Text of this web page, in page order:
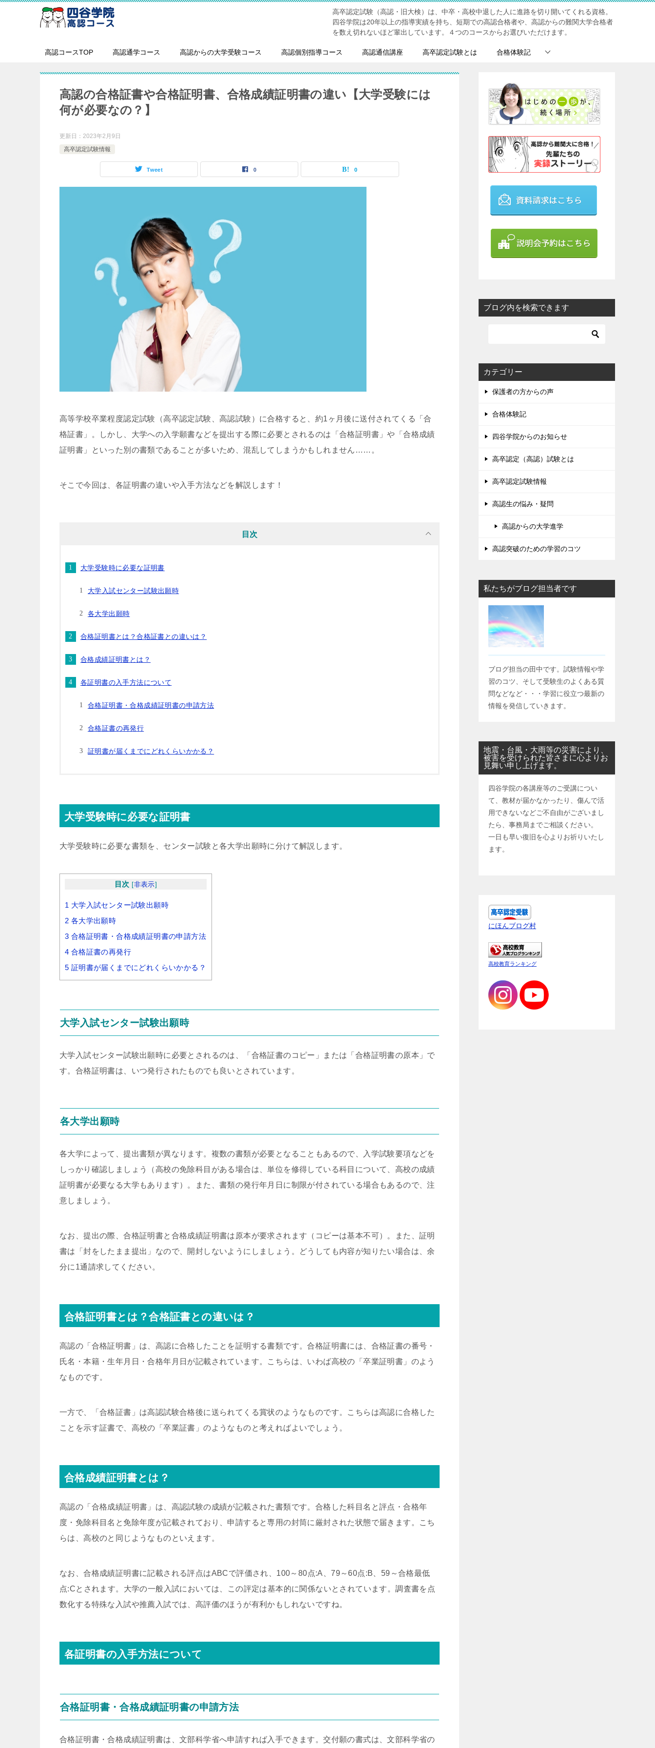
高卒認定試験（高認・旧大検）は、中卒・高校中退した人に進路を切り開いてくれる資格。
四谷学院は20年以上の指導実績を持ち、短期での高認合格者や、高認からの難関大学合格者
を数え切れないほど輩出しています。４つのコースからお選びいただけます。
高認コースTOP 高認通学コース 高認からの大学受験コース 高認個別指導コース 高認通信講座 高卒認定試験とは 合格体験記
高認の合格証書や合格証明書、合格成績証明書の違い【大学受験には
何が必要なの？】
更新日： 2023年2月9日
高卒認定試験情報
Tweet 0 0
高等学校卒業程度認定試験（高卒認定試験、高認試験）に合格すると、約1ヶ月後に送付されてくる「合
格証書」。しかし、大学への入学願書などを提出する際に必要とされるのは「合格証明書」や「合格成績
証明書」といった別の書類であることが多いため、混乱してしまうかもしれません……。
そこで今回は、各証明書の違いや入手方法などを解説します！
目次
大学受験時に必要な証明書
大学入試センター試験出願時
各大学出願時
合格証明書とは？合格証書との違いは？
合格成績証明書とは？
各証明書の入手方法について
合格証明書・合格成績証明書の申請方法
合格証書の再発行
証明書が届くまでにどれくらいかかる？
大学受験時に必要な証明書
大学受験時に必要な書類を、センター試験と各大学出願時に分けて解説します。
目次 [非表示]
1 大学入試センター試験出願時
2 各大学出願時
3 合格証明書・合格成績証明書の申請方法
4 合格証書の再発行
5 証明書が届くまでにどれくらいかかる？
大学入試センター試験出願時
大学入試センター試験出願時に必要とされるのは、「合格証書のコピー」または「合格証明書の原本」で
す。合格証明書は、いつ発行されたものでも良いとされています。
各大学出願時
各大学によって、提出書類が異なります。複数の書類が必要となることもあるので、入学試験要項などを
しっかり確認しましょう（高校の免除科目がある場合は、単位を修得している科目について、高校の成績
証明書が必要なる大学もあります）。また、書類の発行年月日に制限が付されている場合もあるので、注
意しましょう。
なお、提出の際、合格証明書と合格成績証明書は原本が要求されます（コピーは基本不可）。また、証明
書は「封をしたまま提出」なので、開封しないようにしましょう。どうしても内容が知りたい場合は、余
分に1通請求してください。
合格証明書とは？合格証書との違いは？
高認の「合格証明書」は、高認に合格したことを証明する書類です。合格証明書には、合格証書の番号・
氏名・本籍・生年月日・合格年月日が記載されています。こちらは、いわば高校の「卒業証明書」のよう
なものです。
一方で、「合格証書」は高認試験合格後に送られてくる賞状のようなものです。こちらは高認に合格した
ことを示す証書で、高校の「卒業証書」のようなものと考えればよいでしょう。
合格成績証明書とは？
高認の「合格成績証明書」は、高認試験の成績が記載された書類です。合格した科目名と評点・合格年
度・免除科目名と免除年度が記載されており、申請すると専用の封筒に厳封された状態で届きます。こち
らは、高校のと同じようなものといえます。
なお、合格成績証明書に記載される評点はABCで評価され、100～80点:A、79～60点:B、59～合格最低
点:Cとされます。大学の一般入試においては、この評定は基本的に関係ないとされています。調査書を点
数化する特殊な入試や推薦入試では、高評価のほうが有利かもしれないですね。
各証明書の入手方法について
合格証明書・合格成績証明書の申請方法
合格証明書・合格成績証明書は、文部科学省へ申請すれば入手できます。交付願の書式は、文部科学省の
ブログ内を検索できます
カテゴリー
保護者の方からの声
合格体験記
四谷学院からのお知らせ
高卒認定（高認）試験とは
高卒認定試験情報
高認生の悩み・疑問
高認からの大学進学
高認突破のための学習のコツ
私たちがブログ担当者です
ブログ担当の田中です。試験情報や学
習のコツ、そして受験生のよくある質
問などなど・・・学習に役立つ最新の
情報を発信していきます。
地震・台風・大雨等の災害により、
被害を受けられた皆さまに心よりお
見舞い申し上げます。
四谷学院の各講座等のご受講につい
て、教材が届かなかったり、傷んで活
用できないなどご不自由がございまし
たら、事務局までご相談ください。
一日も早い復旧を心よりお祈りいたし
ます。
にほんブログ村
高校教育ランキング